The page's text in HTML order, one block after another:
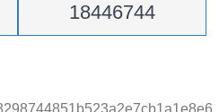
18446744